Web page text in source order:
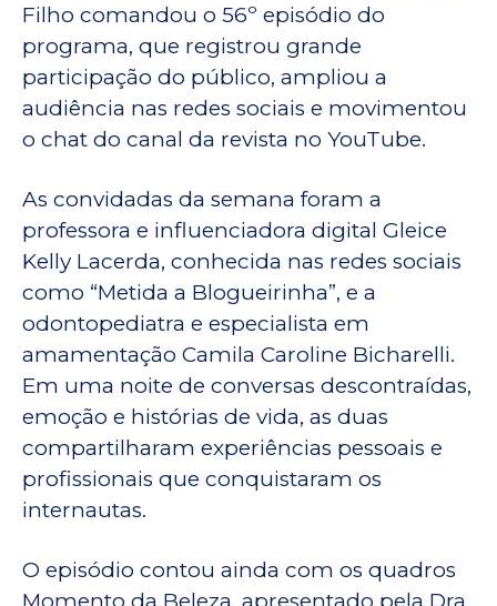
Filho comandou o 56º episódio do
programa, que registrou grande
participação do público, ampliou a
audiência nas redes sociais e movimentou
o chat do canal da revista no YouTube.
As convidadas da semana foram a
professora e influenciadora digital Gleice
Kelly Lacerda, conhecida nas redes sociais
como “Metida a Blogueirinha”, e a
odontopediatra e especialista em
amamentação Camila Caroline Bicharelli.
Em uma noite de conversas descontraídas,
emoção e histórias de vida, as duas
compartilharam experiências pessoais e
profissionais que conquistaram os
internautas.
O episódio contou ainda com os quadros